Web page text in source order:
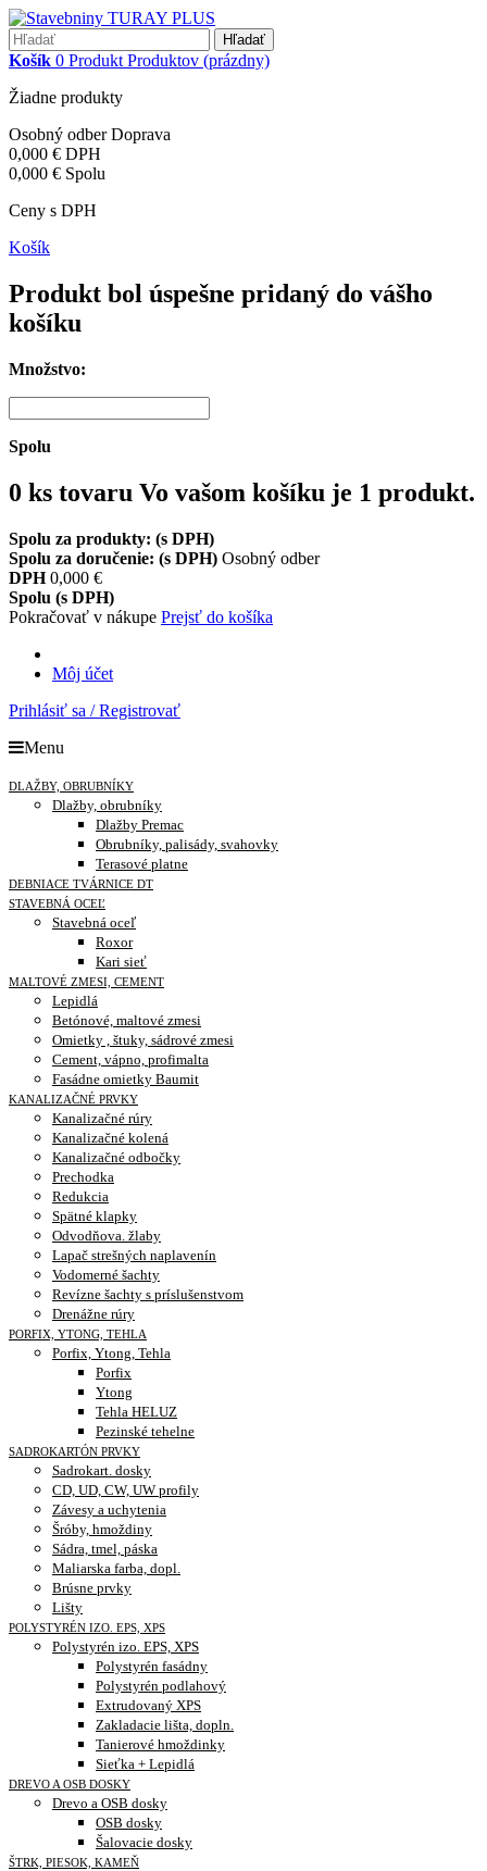
Hľadať
Košík 0 Produkt Produktov (prázdny)
Žiadne produkty
Osobný odberDoprava
0,000 € DPH
0,000 € Spolu
Ceny s DPH
Košík
Produkt bol úspešne pridaný do vášho
košíku
Množstvo:
Spolu
0 ks tovaru Vo vašom košíku je 1 produkt.
Spolu za produkty: (s DPH)
Spolu za doručenie: (s DPH) Osobný odber
DPH 0,000 €
Spolu (s DPH)
Pokračovať v nákupe Prejsť do košíka
Môj účet
Prihlásiť sa / Registrovať
Menu
DLAŽBY, OBRUBNÍKY
Dlažby, obrubníky
Dlažby Premac
Obrubníky, palisády, svahovky
Terasové platne
DEBNIACE TVÁRNICE DT
STAVEBNÁ OCEĽ
Stavebná oceľ
Roxor
Kari sieť
MALTOVÉ ZMESI, CEMENT
Lepidlá
Betónové, maltové zmesi
Omietky , štuky, sádrové zmesi
Cement, vápno, profimalta
Fasádne omietky Baumit
KANALIZAČNÉ PRVKY
Kanalizačné rúry
Kanalizačné kolená
Kanalizačné odbočky
Prechodka
Redukcia
Spätné klapky
Odvodňova. žlaby
Lapač strešných naplavenín
Vodomerné šachty
Revízne šachty s príslušenstvom
Drenážne rúry
PORFIX, YTONG, TEHLA
Porfix, Ytong, Tehla
Porfix
Ytong
Tehla HELUZ
Pezinské tehelne
SADROKARTÓN PRVKY
Sadrokart. dosky
CD, UD, CW, UW profily
Závesy a uchytenia
Šróby, hmoždiny
Sádra, tmel, páska
Maliarska farba, dopl.
Brúsne prvky
Lišty
POLYSTYRÉN IZO. EPS, XPS
Polystyrén izo. EPS, XPS
Polystyrén fasádny
Polystyrén podlahový
Extrudovaný XPS
Zakladacie lišta, dopln.
Tanierové hmoždinky
Sieťka + Lepidlá
DREVO A OSB DOSKY
Drevo a OSB dosky
OSB dosky
Šalovacie dosky
ŠTRK, PIESOK, KAMEŇ